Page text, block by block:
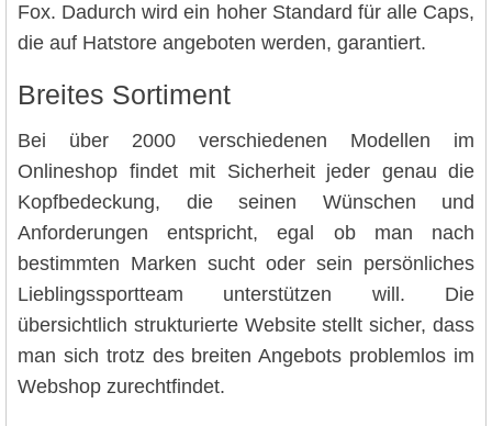
Fox. Dadurch wird ein hoher Standard für alle Caps,
die auf Hatstore angeboten werden, garantiert.
Breites Sortiment
Bei über 2000 verschiedenen Modellen im
Onlineshop findet mit Sicherheit jeder genau die
Kopfbedeckung, die seinen Wünschen und
Anforderungen entspricht, egal ob man nach
bestimmten Marken sucht oder sein persönliches
Lieblingssportteam unterstützen will. Die
übersichtlich strukturierte Website stellt sicher, dass
man sich trotz des breiten Angebots problemlos im
Webshop zurechtfindet.